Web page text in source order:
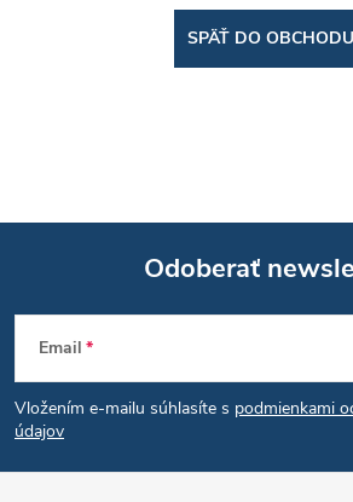
SPÄŤ DO OBCHODU
Z
á
p
Odoberať
Email
Vložením e-mailu súhlasíte s podmienkami
údajov